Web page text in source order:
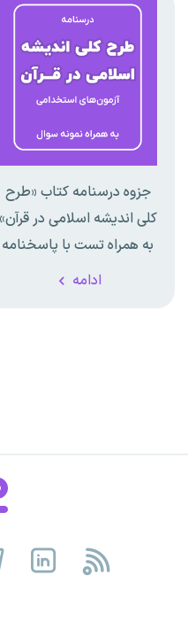
جزوه درسنامه کتاب «طرح
کلی اندیشه اسلامی در قرآن»
به همراه تست با پاسخنامه
تشریحی
ادامه